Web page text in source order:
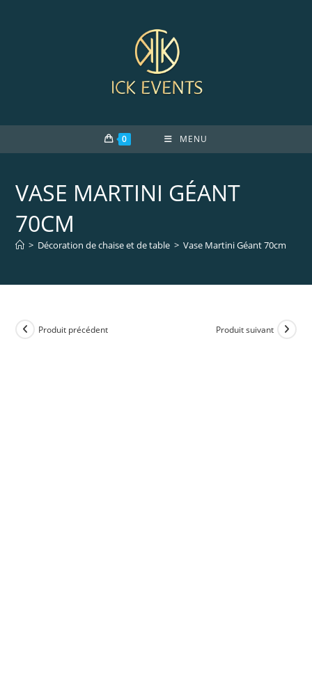
0 MENU
VASE MARTINI GÉANT
70CM
> Décoration de chaise et de table > Vase Martini Géant 70cm
Produit précédent Produit suivant